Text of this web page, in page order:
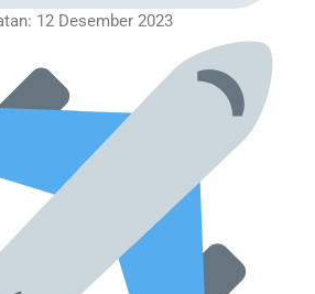
12 Desember 2023